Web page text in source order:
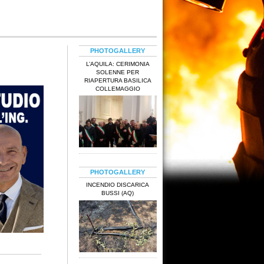
PHOTOGALLERY
L’AQUILA: CERIMONIA
SOLENNE PER
RIAPERTURA BASILICA
COLLEMAGGIO
PHOTOGALLERY
INCENDIO DISCARICA
BUSSI (AQ)